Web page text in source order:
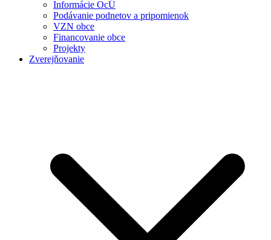
Informácie OcÚ
Podávanie podnetov a pripomienok
VZN obce
Financovanie obce
Projekty
Zverejňovanie